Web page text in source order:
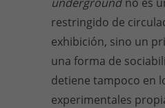
restringido de
exhibición, sino un
una forma de
detiene tampoco en
experimentales